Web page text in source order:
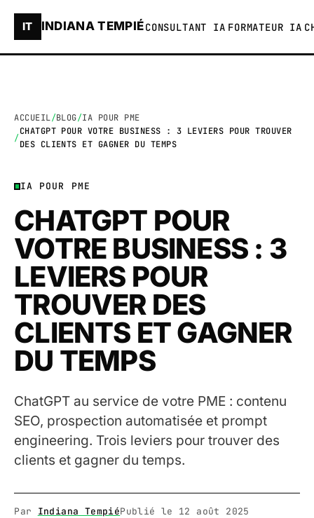
IT INDIANA TEMPIÉCONSULTANT IA FORMATEUR IA
ACCUEIL BLOG IA POUR PME
CHATGPT POUR VOTRE BUSINESS : 3 LEVIERS POUR TROUVER
DES CLIENTS ET GAGNER DU TEMPS
IA POUR PME
CHATGPT POUR
VOTRE BUSINESS : 3
LEVIERS POUR
TROUVER DES
CLIENTS ET GAGNER
DU TEMPS
ChatGPT au service de votre PME : contenu
SEO, prospection automatisée et prompt
engineering. Trois leviers pour trouver des
clients et gagner du temps.
Par Indiana TempiéPublié le 12 août 2025